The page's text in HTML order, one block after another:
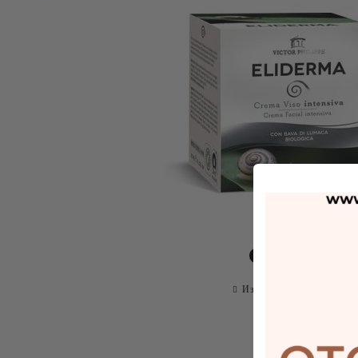
Изпрати на приятел